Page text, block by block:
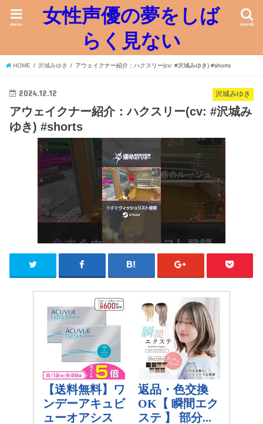
女性声優の夢をしば
らく見ない
search
menu
HOME 沢城みゆき アウェイクナー紹介：ハクスリー(cv: #沢城みゆき) #shorts
沢城みゆき
2024.12.12
アウェイクナー紹介：ハクスリー(cv: #沢城み
ゆき) #shorts